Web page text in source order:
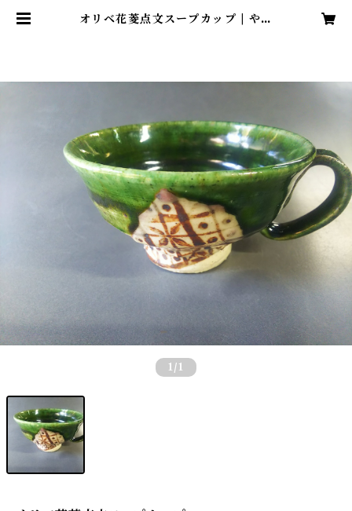
オリベ花菱点文スープカップ | やき
1 /1